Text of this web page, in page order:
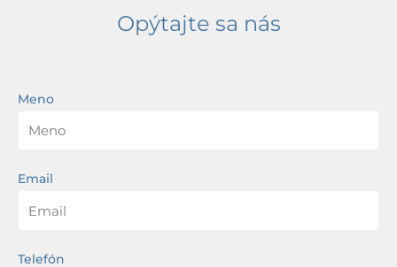
Opýtajte sa nás
Meno
Email
Telefón